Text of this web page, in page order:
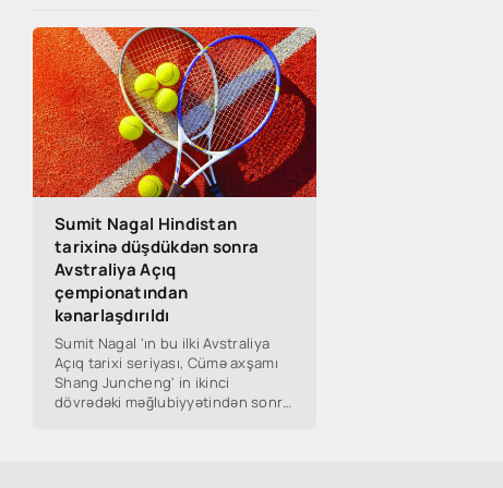
Sumit Nagal Hindistan
tarixinə düşdükdən sonra
Avstraliya Açıq
çempionatından
kənarlaşdırıldı
Sumit Nagal 'ın bu ilki Avstraliya
Açıq tarixi seriyası, Cümə axşamı
Shang Juncheng' in ikinci
dövrədəki məğlubiyyətindən sonra